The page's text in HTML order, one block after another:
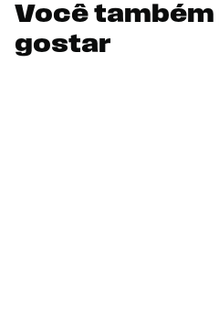
Você também
gostar